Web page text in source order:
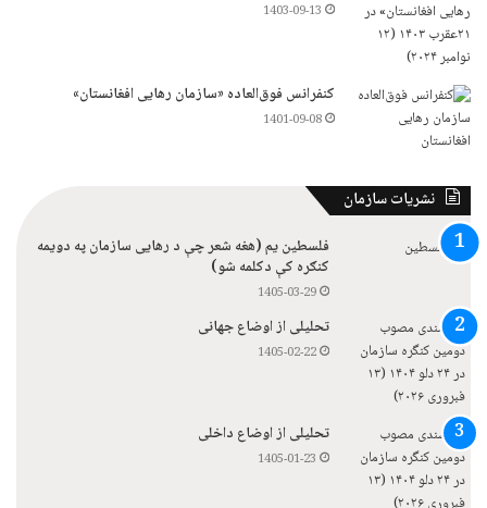
1403-09-13
کنفرانس فوق‌العاده «سازمان رهایی افغانستان»
1401-09-08
نشریات سازمان
فلسطین یم (هغه شعر چې د رهایی سازمان په دویمه
کنګره کې دکلمه شو)
1405-03-29
تحلیلی از اوضاع جهانی
1405-02-22
تحلیلی از اوضاع داخلی
1405-01-23